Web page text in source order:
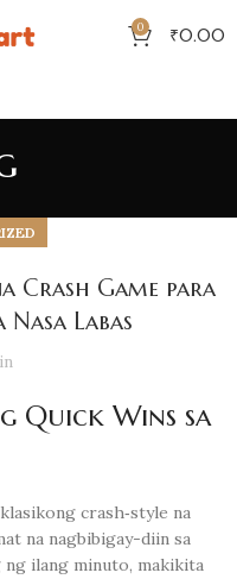
0 ₹0.00
Crash Game para
Labas
Quick Wins sa
crash‑style na
na nagbibigay-diin sa
ng ilang minuto, makikita